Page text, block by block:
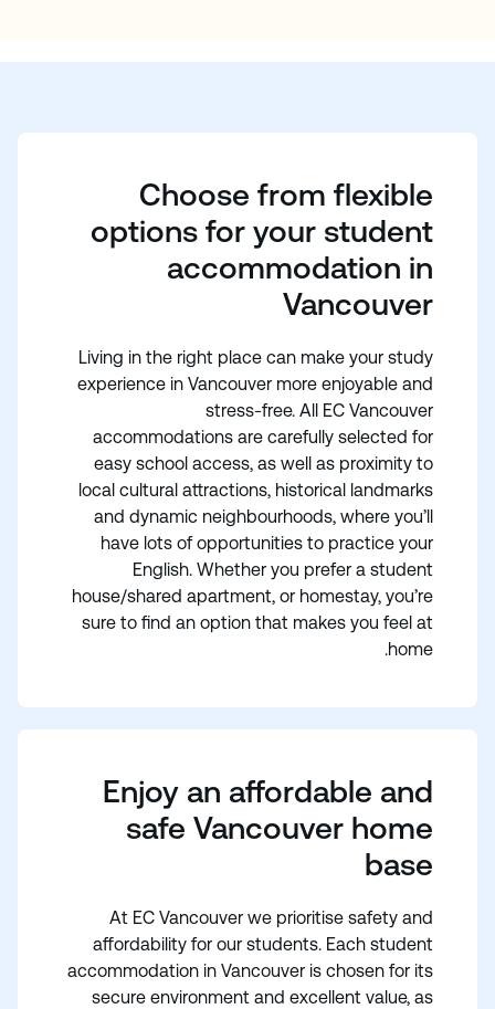
Choose from flexible
options for your student
accommodation in
Vancouver
Living in the right place can make your study
experience in Vancouver more enjoyable and
stress-free. All EC Vancouver
accommodations are carefully selected for
easy school access, as well as proximity to
local cultural attractions, historical landmarks
and dynamic neighbourhoods, where you’ll
have lots of opportunities to practice your
English. Whether you prefer a student
house/shared apartment, or homestay, you’re
sure to find an option that makes you feel at
home.
Enjoy an affordable and
safe Vancouver home
base
At EC Vancouver we prioritise safety and
affordability for our students. Each student
accommodation in Vancouver is chosen for its
secure environment and excellent value, as